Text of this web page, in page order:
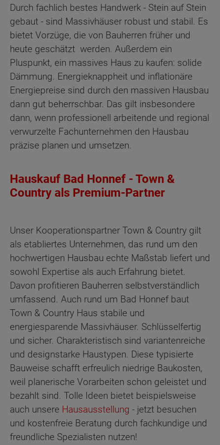
Durch fachlich bestes Handwerk - Stein auf Stein
gebaut - sind Massivhäuser robust und stabil. Es
bietet Vorzüge, die von Bauherren früher und
heute geschätzt werden. Außerdem ein
Pluspunkt, ein massives Haus zu kaufen: solide
Dämmung. Energieknappheit und inflationäre
Energiepreise sind durch den massiven Hausbau
dann gut beherrschbar. Das gilt insbesondere
dann, wenn professionell arbeitende und regional
verwurzelte Fachunternehmen den Hausbau
präzise planen und umsetzen.
Hauskauf Bad Honnef - Town &
Country als Premium-Partner
Unser Kooperationspartner Town & Country gilt
als etabliertes Unternehmen, das rund um den
hochwertigen Hausbau echte Maßstab liefert und
sowohl Expertise als auch Erfahrung bietet.
Davon profitieren Bauherren selbstverständlich
umfassend. Auch rund um Bad Honnef baut
Town & Country Haus stabile und
energiesparende Massivhäuser. Schlüsselfertig
und sicher. Charakteristisch sind variantenreiche
und designstarke Haustypen. Diese typisierte
Bauweise schafft erfreulich niedrige Baukosten,
weil planerische Vorarbeiten schon geleistet und
bezahlt sind. Tolle Ideen bietet beispielsweise
auch unsere Hausausstellung - jetzt besuchen
und kostenfreie Beratung durch fachkundige und
freundliche Spezialisten nutzen!